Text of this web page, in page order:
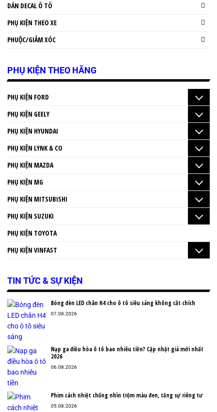
DÁN DECAL Ô TÔ
PHỤ KIỆN THEO XE
PHUỘC/GIẢM XÓC
PHỤ KIỆN THEO HÃNG
PHỤ KIỆN FORD
PHỤ KIỆN GEELY
PHỤ KIỆN HYUNDAI
PHỤ KIỆN LYNK & CO
PHỤ KIỆN MAZDA
PHỤ KIỆN MG
PHỤ KIỆN MITSUBISHI
PHỤ KIỆN SUZUKI
PHỤ KIỆN TOYOTA
PHỤ KIỆN VINFAST
TIN TỨC & SỰ KIỆN
Bóng đèn LED chân H4 cho ô tô siêu sáng không cắt chích
07.08.2026
Nạp ga điều hòa ô tô bao nhiêu tiền? Cập nhật giá mới nhất
2026
06.08.2026
Phim cách nhiệt chống nhìn trộm màu đen, tăng sự riêng tư
05.08.2026